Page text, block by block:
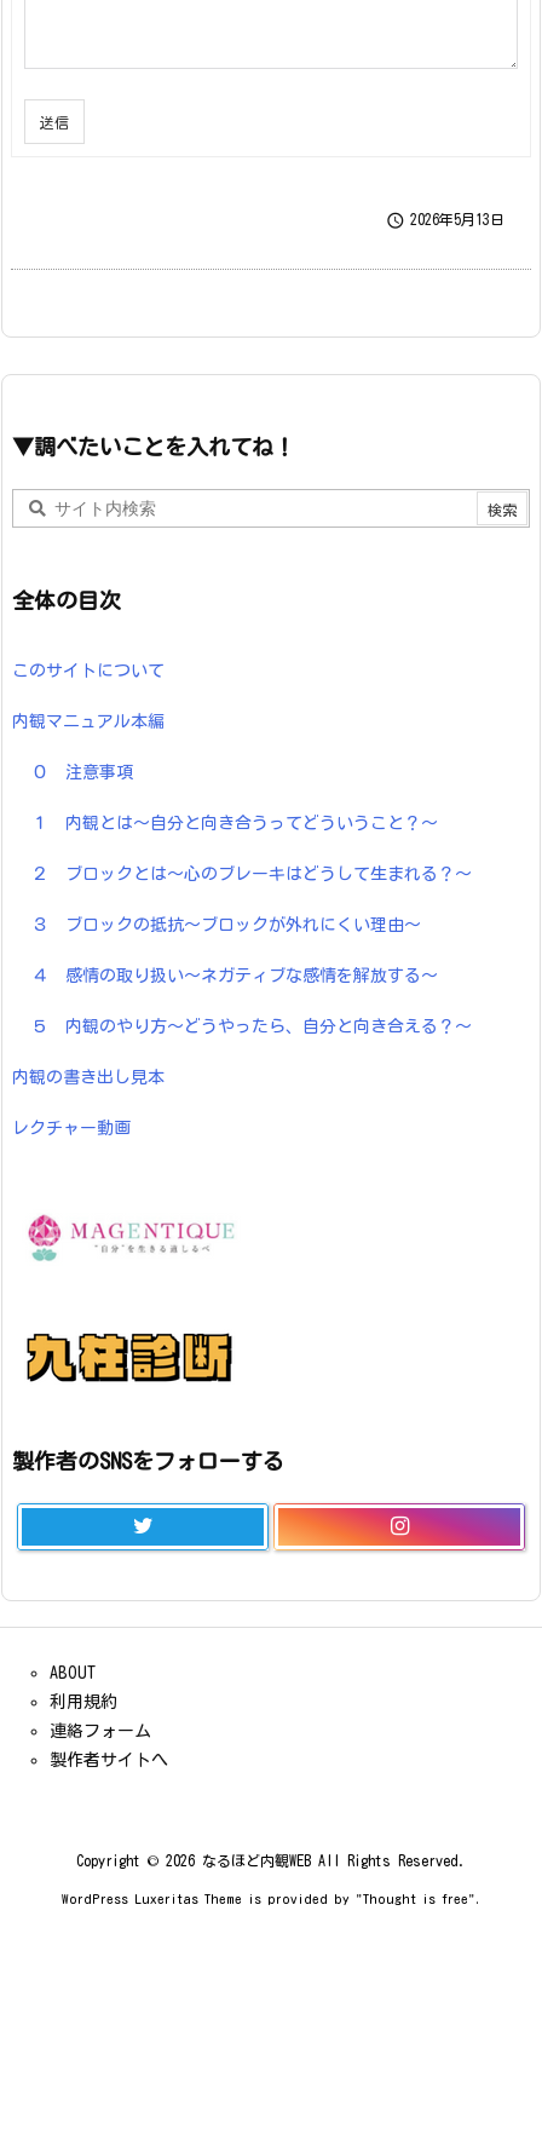
送信
 2026年5月13日
▼調べたいことを入れてね！
全体の目次
このサイトについて
内観マニュアル本編
０ 注意事項
１ 内観とは～自分と向き合うってどういうこと？～
２ ブロックとは～心のブレーキはどうして生まれる？～
３ ブロックの抵抗～ブロックが外れにくい理由～
４ 感情の取り扱い～ネガティブな感情を解放する～
５ 内観のやり方～どうやったら、自分と向き合える？～
内観の書き出し見本
レクチャー動画
製作者のSNSをフォローする
ABOUT
利用規約
連絡フォーム
製作者サイトへ
Copyright © 2026 なるほど内観WEB All Rights Reserved.
WordPress Luxeritas Theme is provided by "Thought is free".